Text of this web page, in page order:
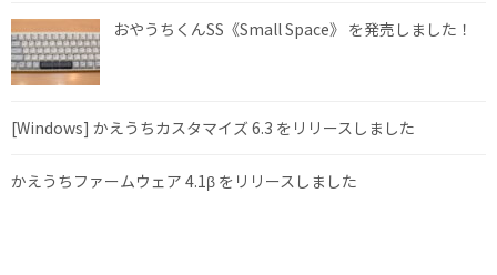
おやうちくんSS《Small Space》 を発売しました！
[Windows] かえうちカスタマイズ 6.3 をリリースしました
かえうちファームウェア 4.1β をリリースしました